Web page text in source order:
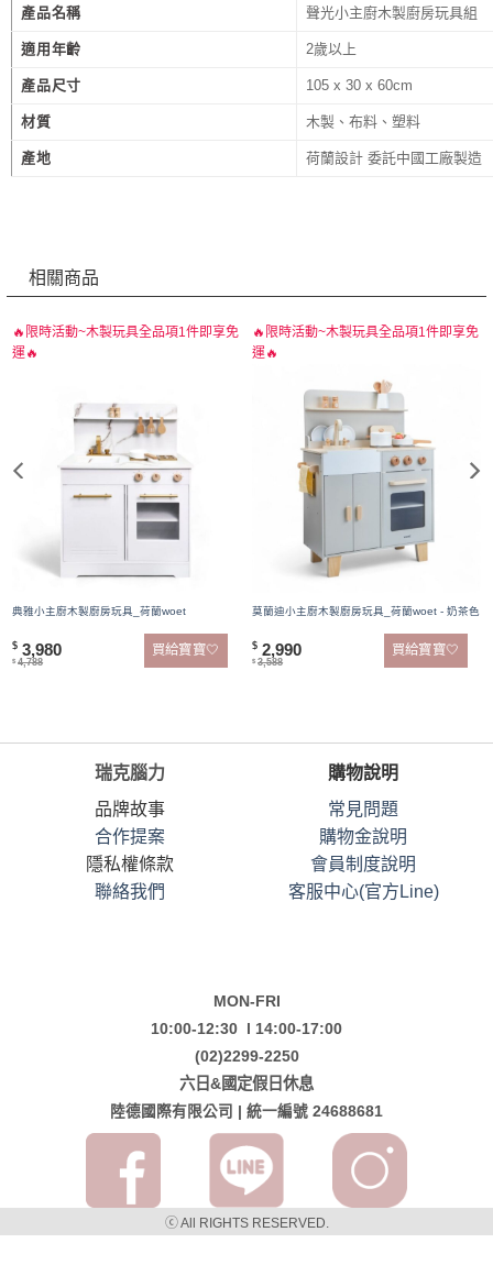
產品名稱 聲光小主廚木製廚房玩具組
適用年齡 2歲以上
產品尺寸 105 x 30 x 60cm
材質 木製、布料、塑料
產地 荷蘭設計 委託中國工廠製造
相關商品
🔥限時活動~木製玩具全品項1件即享免
運🔥
典雅小主廚木製廚房玩具_荷蘭woet
$ 3,980
$ 4,788
買給寶寶🤍
🔥限時活動~木製玩具全品項1件即享免
運🔥
莫蘭迪小主廚木製廚房玩具_荷蘭woet - 奶茶色
$ 2,990
$ 3,588
買給寶寶🤍
瑞克腦力
品牌故事
合作提案
隱私權條款
聯絡我們
購物說明
常見問題
購物金說明
會員制度說明
客服中心(官方Line)
MON-FRI
10:00-12:30 l 14:00-17:00
(02)2299-2250
六日&國定假日休息
陸德國際有限公司 | 統一編號 24688681
ⓒ All RIGHTS RESERVED.